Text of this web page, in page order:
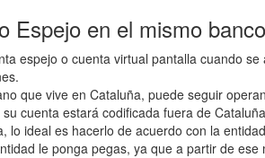
Espejo en el mismo banco
espejo o cuenta virtual pantalla cuando
que vive en Cataluña, puede seguir
cuenta estará codificada fuera de
lo ideal es hacerlo de acuerdo con la
le ponga pegas, ya que a partir de